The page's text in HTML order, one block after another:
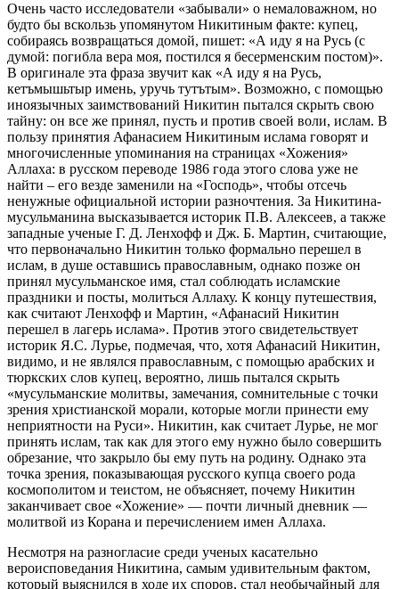
Очень часто исследователи «забывали» о немаловажном, но
будто бы вскользь упомянутом Никитиным факте: купец,
собираясь возвращаться домой, пишет: «А иду я на Русь (с
думой: погибла вера моя, постился я бесерменским постом)».
В оригинале эта фраза звучит как «А иду я на Русь,
кетъмышьтыр имень, уручь тутътым». Возможно, с помощью
иноязычных заимствований Никитин пытался скрыть свою
тайну: он все же принял, пусть и против своей воли, ислам. В
пользу принятия Афанасием Никитиным ислама говорят и
многочисленные упоминания на страницах «Хожения»
Аллаха: в русском переводе 1986 года этого слова уже не
найти – его везде заменили на «Господь», чтобы отсечь
ненужные официальной истории разночтения. За Никитина-
мусульманина высказывается историк П.В. Алексеев, а также
западные ученые Г. Д. Ленхофф и Дж. Б. Мартин, считающие,
что первоначально Никитин только формально перешел в
ислам, в душе оставшись православным, однако позже он
принял мусульманское имя, стал соблюдать исламские
праздники и посты, молиться Аллаху. К концу путешествия,
как считают Ленхофф и Мартин, «Афанасий Никитин
перешел в лагерь ислама». Против этого свидетельствует
историк Я.С. Лурье, подмечая, что, хотя Афанасий Никитин,
видимо, и не являлся православным, с помощью арабских и
тюркских слов купец, вероятно, лишь пытался скрыть
«мусульманские молитвы, замечания, сомнительные с точки
зрения христианской морали, которые могли принести ему
неприятности на Руси». Никитин, как считает Лурье, не мог
принять ислам, так как для этого ему нужно было совершить
обрезание, что закрыло бы ему путь на родину. Однако эта
точка зрения, показывающая русского купца своего рода
космополитом и теистом, не объясняет, почему Никитин
заканчивает свое «Хожение» — почти личный дневник —
молитвой из Корана и перечислением имен Аллаха.
Несмотря на разногласие среди ученых касательно
вероисповедания Никитина, самым удивительным фактом,
который выяснился в ходе их споров, стал необычайный для